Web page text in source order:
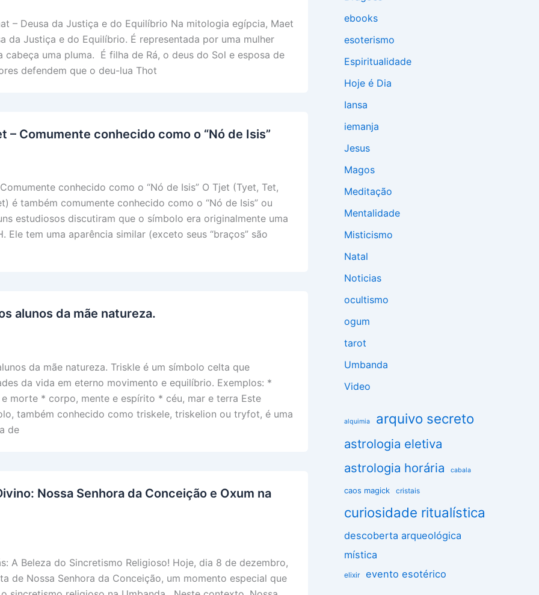
– Deusa da Justiça e do Equilíbrio Na mitologia egípcia, Maet
da Justiça e do Equilíbrio. É representada por uma mulher
cabeça uma pluma. É filha de Rá, o deus do Sol e esposa de
defendem que o deu-lua Thot
– Comumente conhecido como o “Nó de Isis”
conhecido como o “Nó de Isis” O Tjet (Tyet, Tet,
é também comumente conhecido como o “Nó de Isis” ou
estudiosos discutiram que o símbolo era originalmente uma
Ele tem uma aparência similar (exceto seus “braços” são
alunos da mãe natureza.
da mãe natureza. Triskle é um símbolo celta que
da vida em eterno movimento e equilíbrio. Exemplos: *
morte * corpo, mente e espírito * céu, mar e terra Este
também conhecido como triskele, triskelion ou tryfot, é uma
de
Nossa Senhora da Conceição e Oxum na
A Beleza do Sincretismo Religioso! Hoje, dia 8 de dezembro,
de Nossa Senhora da Conceição, um momento especial que
ebooks
esoterismo
Espiritualidade
Hoje é Dia
Iansa
iemanja
Jesus
Magos
Meditação
Mentalidade
Misticismo
Natal
Noticias
ocultismo
ogum
tarot
Umbanda
Video
alquimia arquivo secreto
astrologia eletiva
astrologia horária
cabala
caos magick cristais
curiosidade ritualística
descoberta arqueológica
mística
elixir evento esotérico